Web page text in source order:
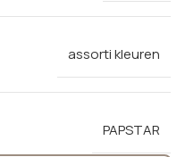
assorti kleuren
PAPSTAR